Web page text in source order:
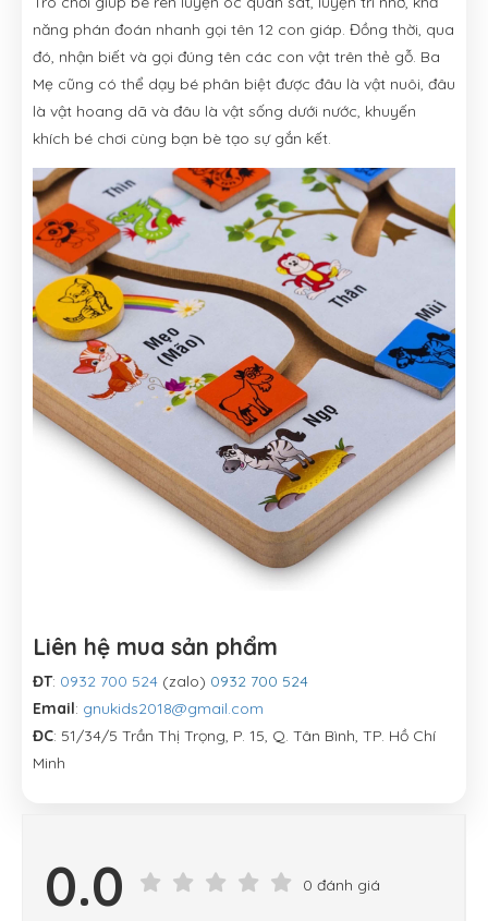
năng phán đoán nhanh gọi tên 12 con giáp. Đồng thời, qua
đó, nhận biết và gọi đúng tên các con vật trên thẻ gỗ. Ba
Mẹ cũng có thể dạy bé phân biệt được đâu là vật nuôi, đâu
là vật hoang dã và đâu là vật sống dưới nước, khuyến
khích bé chơi cùng bạn bè tạo sự gắn kết.
Liên hệ mua sản phẩm
ĐT: 0932 700 524 (zalo) 0932 700 524
Email: gnukids2018@gmail.com
ĐC: 51/34/5 Trần Thị Trọng, P. 15, Q. Tân Bình, TP. Hồ Chí
Minh
0.0 0 đánh giá